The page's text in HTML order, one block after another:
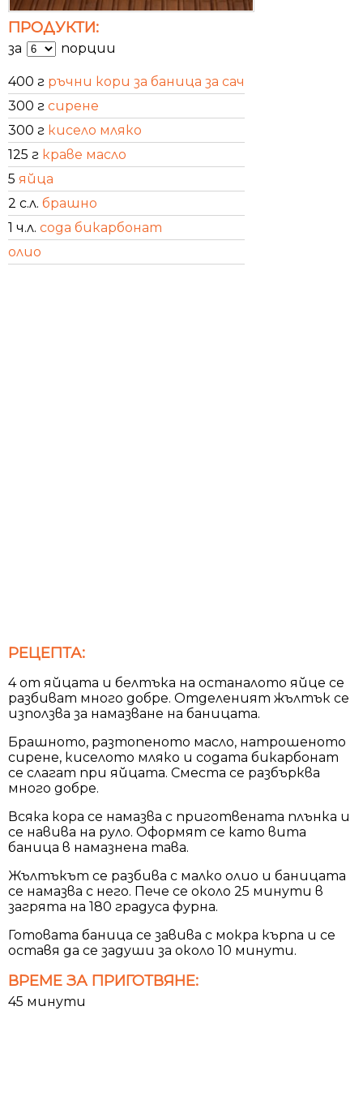
ПРОДУКТИ:
за порции
400 г ръчни кори за баница за сач
300 г сирене
300 г кисело мляко
125 г краве масло
5 яйца
2 с.л. брашно
1 ч.л. сода бикарбонат
олио
РЕЦЕПТА:
4 от яйцата и белтъка на останалото яйце се
разбиват много добре. Отделеният жълтък се
използва за намазване на баницата.
Брашното, разтопеното масло, натрошеното
сирене, киселото мляко и содата бикарбонат
се слагат при яйцата. Сместа се разбърква
много добре.
Всяка кора се намазва с приготвената плънка и
се навива на руло. Оформят се като вита
баница в намазнена тава.
Жълтъкът се разбива с малко олио и баницата
се намазва с него. Пече се около 25 минути в
загрята на 180 градуса фурна.
Готовата баница се завива с мокра кърпа и се
оставя да се задуши за около 10 минути.
ВРЕМЕ ЗА ПРИГОТВЯНЕ:
45 минути